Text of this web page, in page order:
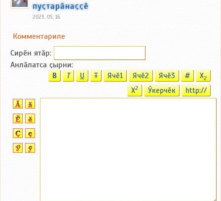
пуҫтарӑнаҫҫӗ
2023, 05, 16
Комментариле
Сирӗн ятӑp:
Анлӑлатса ҫырни:
B T U T Ячӗ1 Ячӗ2 Ячӗ3 # X2
X2 Ӳкерчӗк http://